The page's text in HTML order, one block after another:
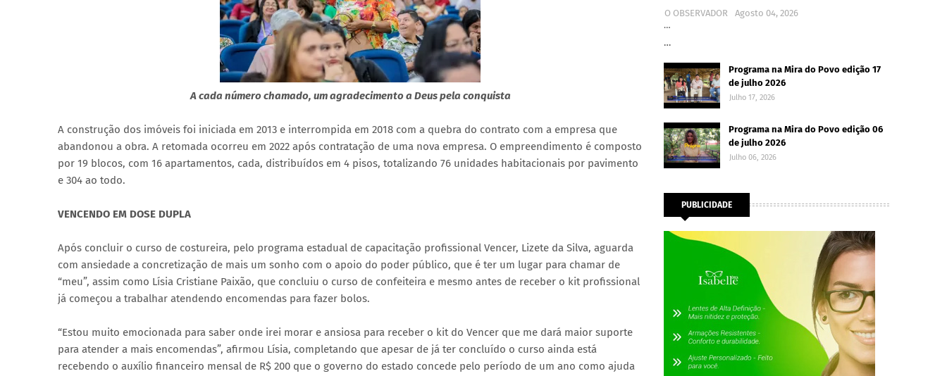
A cada número chamado, um agradecimento a Deus pela conquista
A construção dos imóveis foi iniciada em 2013 e interrompida em 2018 com a quebra do contrato com a empresa que
abandonou a obra. A retomada ocorreu em 2022 após contratação de uma nova empresa. O empreendimento é composto
por 19 blocos, com 16 apartamentos, cada, distribuídos em 4 pisos, totalizando 76 unidades habitacionais por pavimento
e 304 ao todo.
VENCENDO EM DOSE DUPLA
Após concluir o curso de costureira, pelo programa estadual de capacitação profissional Vencer, Lizete da Silva, aguarda
com ansiedade a concretização de mais um sonho com o apoio do poder público, que é ter um lugar para chamar de
“meu”, assim como Lísia Cristiane Paixão, que concluiu o curso de confeiteira e mesmo antes de receber o kit profissional
já começou a trabalhar atendendo encomendas para fazer bolos.
“Estou muito emocionada para saber onde irei morar e ansiosa para receber o kit do Vencer que me dará maior suporte
para atender a mais encomendas”, afirmou Lísia, completando que apesar de já ter concluído o curso ainda está
recebendo o auxílio financeiro mensal de R$ 200 que o governo do estado concede pelo período de um ano como ajuda
O OBSERVADOR
Agosto 04, 2026
…
…
Programa na Mira do Povo edição 17
de julho 2026
Julho 17, 2026
Programa na Mira do Povo edição 06
de julho 2026
Julho 06, 2026
PUBLICIDADE